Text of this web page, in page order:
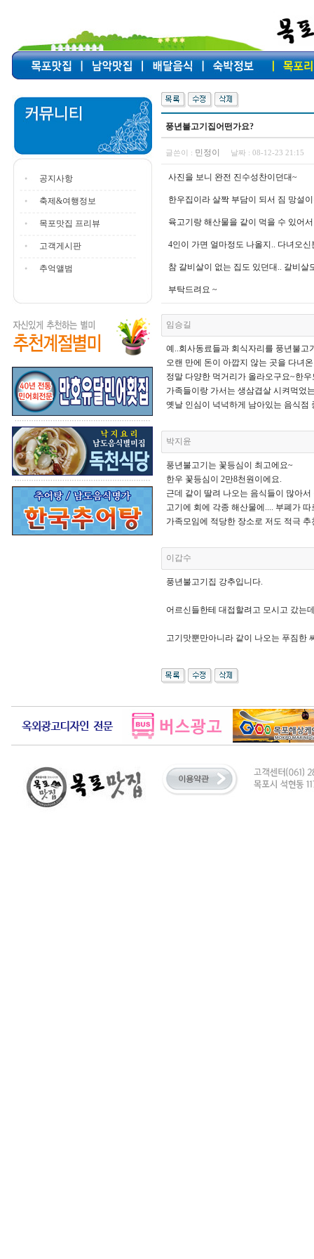
공지사항
축제&여행정보
목포맛집 프리뷰
고객게시판
추억앨범
풍년불고기집어떤가요?
글쓴이 : 민정이 날짜 : 08-12-23 21:15
사진을 보니 완전 진수성찬이던대~
한우집이라 살짝 부담이 되서 짐 망설
육고기랑 해산물을 같이 먹을 수 있어
4인이 가면 얼마정도 나올지.. 다녀오
참 갈비살이 없는 집도 있던대.. 갈비살
부탁드려요 ~
임승길
예..회사동료들과 회식자리를 풍년불고
오랜 만에 돈이 아깝지 않는 곳을 다녀
정말 다양한 먹거리가 올라오구요~한
가족들이랑 가서는 생삼겹살 시켜먹었
옛날 인심이 넉넉하게 남아있는 음식점
박지윤
풍년불고기는 꽃등심이 최고에요~
한우 꽃등심이 2만8천원이에요.
근데 같이 딸려 나오는 음식들이 많아
고기에 회에 각종 해산물에.... 부폐가 따
가족모임에 적당한 장소로 저도 적극
이갑수
풍년불고기집 강추입니다.
어르신들한테 대접할려고 모시고 갔는
고기맛뿐만아니라 같이 나오는 푸짐한